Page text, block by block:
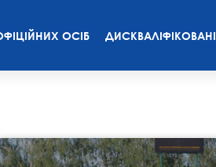
ОСІБ ДИСКВАЛІФІКОВАНІ